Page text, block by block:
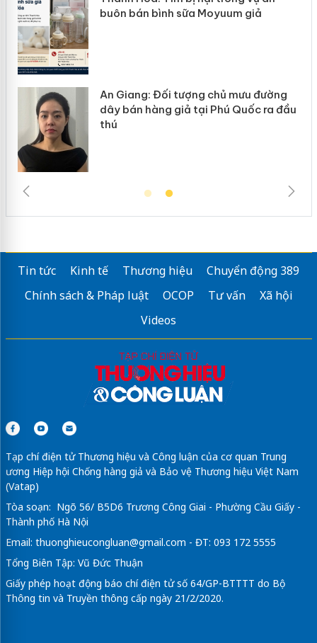
sữa Moyuum giả
tượng chủ mưu đường
giả tại Phú Quốc ra đầu
hàng giả mạo
Cà Mau: Tiêu hủy
ngàn sản phẩm
Tin tức Kinh tế Thương hiệu
Chuyển động 389
Chính sách & Pháp luật
OCOP Tư vấn
Xã hội
Videos
Tạp chí điện tử Thương hiệu và Công luận của cơ quan Trung
ương Hiệp hội Chống hàng giả và Bảo vệ Thương hiệu Việt Nam
(Vatap)
Tòa soạn: Ngõ 56/ B5D6 Trương Công Giai - Phường Cầu Giấy -
Thành phố Hà Nội
Email: thuonghieucongluan@gmail.com - ĐT: 093 172 5555
Tổng Biên Tập: Vũ Đức Thuận
Giấy phép hoạt động báo chí điện tử số 64/GP-BTTTT do Bộ
Thông tin và Truyền thông cấp ngày 21/2/2020.